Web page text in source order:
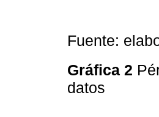
Fuente:
Gráfica 2
datos